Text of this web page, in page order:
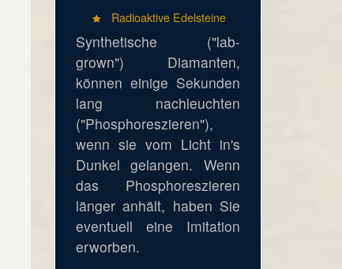
Radioaktive Edelsteine
Synthetische ("lab-
grown") Diamanten,
können einige Sekunden
lang nachleuchten
("Phosphoreszieren"),
wenn sie vom Licht in's
Dunkel gelangen. Wenn
das Phosphoreszieren
länger anhält, haben Sie
eventuell eine Imitation
erworben.